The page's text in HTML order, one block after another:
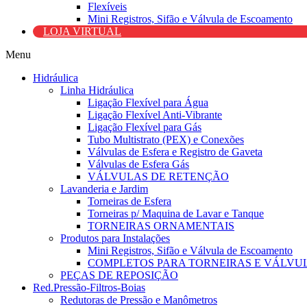
Flexíveis
Mini Registros, Sifão e Válvula de Escoamento
LOJA VIRTUAL
Menu
Hidráulica
Linha Hidráulica
Ligação Flexível para Água
Ligação Flexível Anti-Vibrante
Ligação Flexível para Gás
Tubo Multistrato (PEX) e Conexões
Válvulas de Esfera e Registro de Gaveta
Válvulas de Esfera Gás
VÁLVULAS DE RETENÇÃO
Lavanderia e Jardim
Torneiras de Esfera
Torneiras p/ Maquina de Lavar e Tanque
TORNEIRAS ORNAMENTAIS
Produtos para Instalações
Mini Registros, Sifão e Válvula de Escoamento
COMPLETOS PARA TORNEIRAS E
PEÇAS DE REPOSIÇÃO
Red.Pressão-Filtros-Boias
Redutoras de Pressão e Manômetros